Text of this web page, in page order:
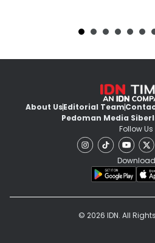
About UsEditorial Team
Pedoman Media Siber
Follow Us
Download
© 2026 IDN. All